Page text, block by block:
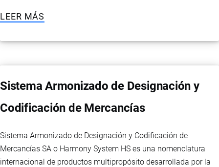
LEER MÁS
Sistema Armonizado de Designación y
Codificación de Mercancías
Sistema Armonizado de Designación y Codificación de
Mercancías SA o Harmony System HS es una nomenclatura
internacional de productos multipropósito desarrollada por la